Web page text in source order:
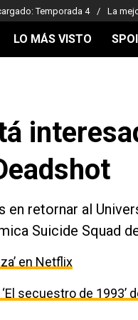
Temporada 4 La
LO MÁS VISTO
en retornar al
Suicide Squad
en Netflix
secuestro de 1993’